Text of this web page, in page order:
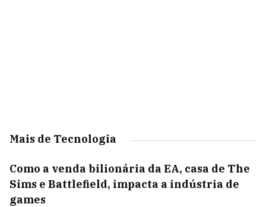
Mais de Tecnologia
Como a venda bilionária da EA, casa de The
Sims e Battlefield, impacta a indústria de
games